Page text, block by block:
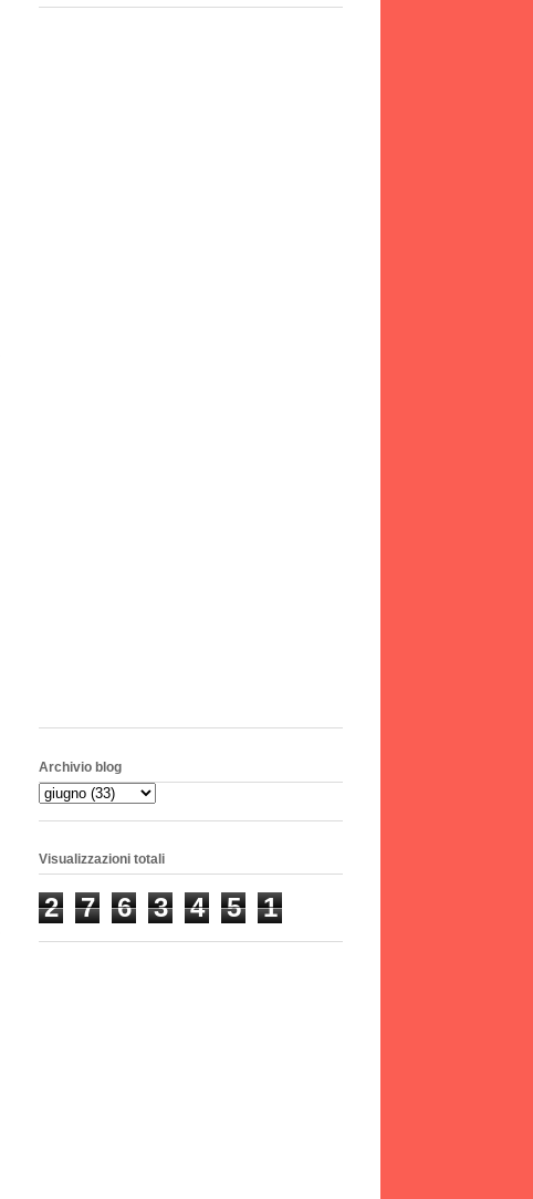
Archivio blog
Visualizzazioni totali
2 7 6 3 4 5 1